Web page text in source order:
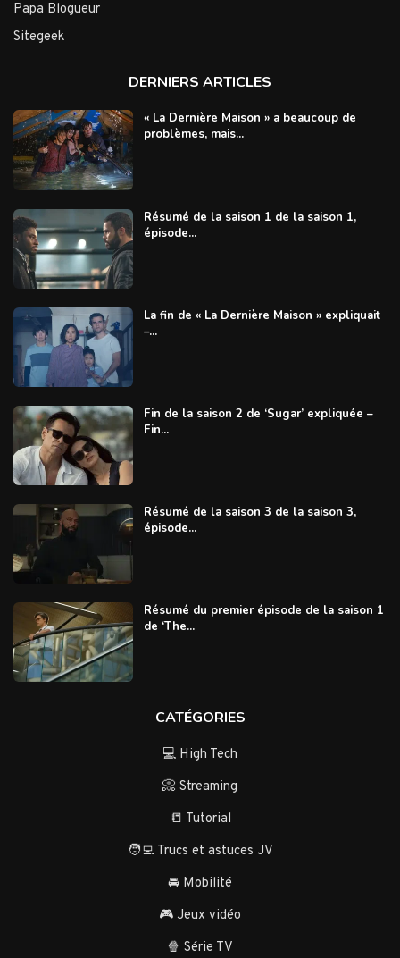
Papa Blogueur
Sitegeek
DERNIERS ARTICLES
« La Dernière Maison » a beaucoup de
problèmes, mais...
Résumé de la saison 1 de la saison 1,
épisode...
La fin de « La Dernière Maison » expliquait
–...
Fin de la saison 2 de ‘Sugar’ expliquée –
Fin...
Résumé de la saison 3 de la saison 3,
épisode...
Résumé du premier épisode de la saison 1
de ‘The...
CATÉGORIES
💻 High Tech
📀 Streaming
📒 Tutorial
🧑‍💻 Trucs et astuces JV
🚘 Mobilité
🎮 Jeux vidéo
🍿 Série TV